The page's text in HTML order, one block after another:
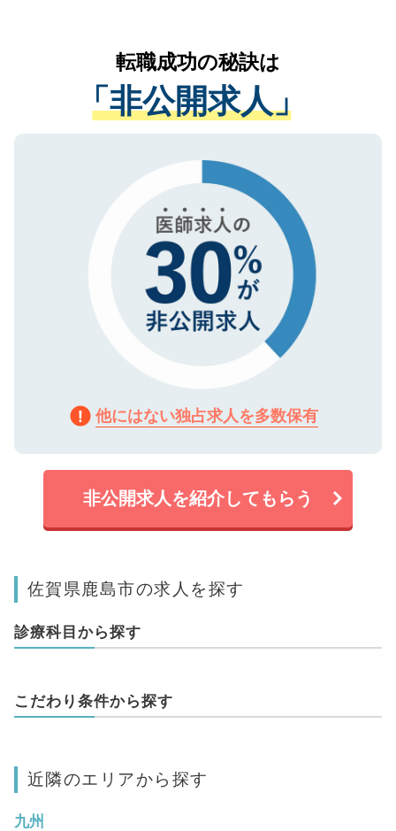
は、個人情報の取り扱いについての厳密な
管理基準を満たした事業者のみに付与され
る、プライバシーマークを取得済みです。
ご登録いただいた個人情報は、SSL（デー
で、機密保持に関してもご安心ください。
かがいして、現在の医療機関の状況や紹介
経験をまじえながら、適切なアドバイスを
させていただきます。すぐにご転職をされ
ない方には、長期的なサポートが可能です
ので、まずはご登録ください。
転職成功の秘訣は
「非公開求人」
他にはない独占求人を多数保有
非公開求人を紹介してもらう
佐賀県鹿島市の求人を探す
診療科目から探す
こだわり条件から探す
近隣のエリアから探す
九州